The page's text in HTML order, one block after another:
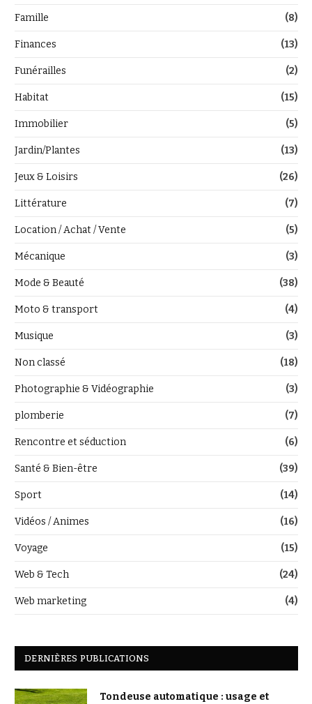
Famille (8)
Finances (13)
Funérailles (2)
Habitat (15)
Immobilier (5)
Jardin/Plantes (13)
Jeux & Loisirs (26)
Littérature (7)
Location / Achat / Vente (5)
Mécanique (3)
Mode & Beauté (38)
Moto & transport (4)
Musique (3)
Non classé (18)
Photographie & Vidéographie (3)
plomberie (7)
Rencontre et séduction (6)
Santé & Bien-être (39)
Sport (14)
Vidéos / Animes (16)
Voyage (15)
Web & Tech (24)
Web marketing (4)
DERNIÈRES PUBLICATIONS
Tondeuse automatique : usage et